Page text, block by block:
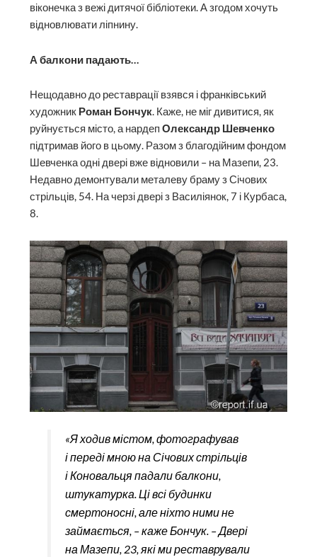
віконечка з вежі дитячої бібліотеки. А згодом хочуть
відновлювати ліпнину.
А балкони падають…
Нещодавно до реставрації взявся і франківський
художник Роман Бончук. Каже, не міг дивитися, як
руйнується місто, а нардепОлександр Шевченко
підтримав його в цьому. Разом з благодійним фондом
Шевченка одні двері вже відновили – на Мазепи, 23.
Недавно демонтували металеву браму з Січових
стрільців, 54. На черзі двері з Василіянок, 7 і Курбаса,
8.
«Я ходив містом, фотографував
і переді мною на Січових стрільців
і Коновальця падали балкони,
штукатурка. Ці всі будинки
смертоносні, але ніхто ними не
займається, – каже Бончук. – Двері
на Мазепи, 23, які ми реставрували